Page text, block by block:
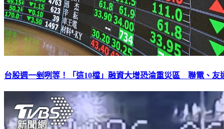
台股週一剉咧等！「這10檔」融資大增恐淪重災區 聯電、友